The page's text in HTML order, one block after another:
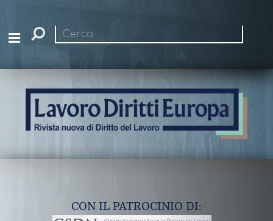
Cerca
CON IL PATROCINIO DI: